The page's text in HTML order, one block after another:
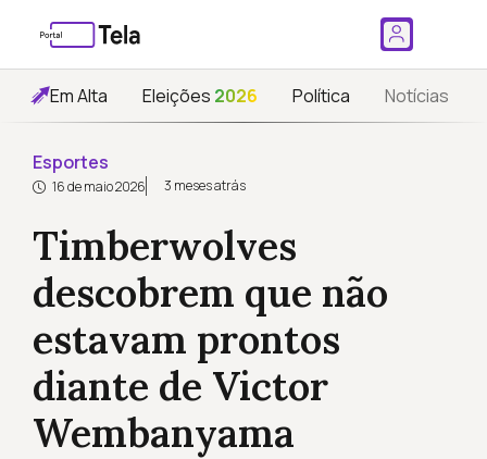
Em Alta Eleições 2026 Política Notícias
Esportes
16 de maio 2026 3 meses atrás
Timberwolves
descobrem que não
estavam prontos
diante de Victor
Wembanyama